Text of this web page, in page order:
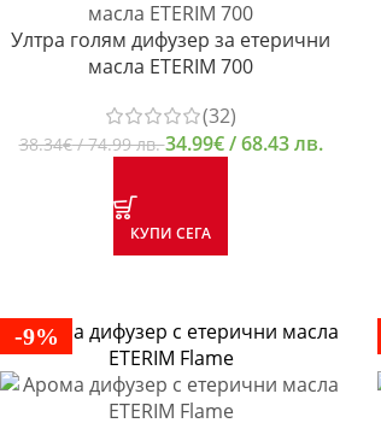
Ултра голям дифузер за етерични
масла ETERIM 700
(32)
38.34€/ 74.99 лв.34.99€/ 68.43 лв.
КУПИ СЕГА
-9%